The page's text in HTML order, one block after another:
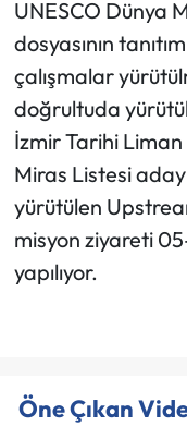
UNESCO Dünya
dosyasının
çalışmalar
doğrultuda
İzmir Tarihi
Miras Listesi
yürütülen
misyon ziyareti
yapılıyor.
Öne Çıkan